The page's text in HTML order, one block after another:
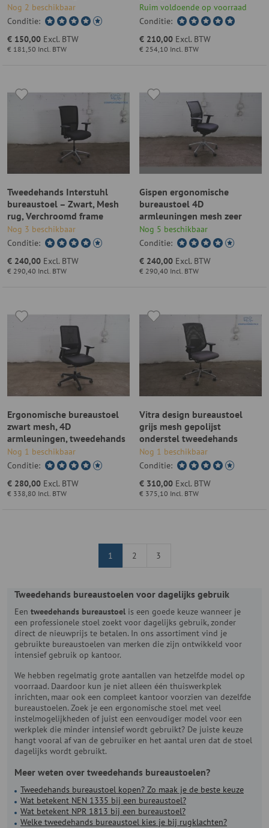
Nog 2 beschikbaar
Conditie:
€ 181,50 Incl. BTW
€ 150,00 Excl. BTW
Ruim voldoende op voorraad
Conditie:
€ 254,10 Incl. BTW
€ 210,00 Excl. BTW
Tweedehands Interstuhl
bureaustoel – Zwart, Mesh
rug, Verchroomd frame
Nog 3 beschikbaar
Conditie:
€ 290,40 Incl. BTW
€ 240,00 Excl. BTW
Gispen ergonomische
bureaustoel 4D
armleuningen mesh zeer
netjes
Nog 5 beschikbaar
Conditie:
€ 290,40 Incl. BTW
€ 240,00 Excl. BTW
Ergonomische bureaustoel
zwart mesh, 4D
armleuningen, tweedehands
Nog 1 beschikbaar
Conditie:
€ 338,80 Incl. BTW
€ 280,00 Excl. BTW
Vitra design bureaustoel
grijs mesh gepolijst
onderstel tweedehands
Nog 1 beschikbaar
Conditie:
€ 375,10 Incl. BTW
€ 310,00 Excl. BTW
1 2 3
Tweedehands bureaustoelen voor dagelijks gebruik
Een tweedehands bureaustoel is een goede keuze wanneer je
een professionele stoel zoekt voor dagelijks gebruik, zonder
direct de nieuwprijs te betalen. In ons assortiment vind je
gebruikte bureaustoelen van merken die zijn ontwikkeld voor
intensief gebruik op kantoor.
We hebben regelmatig grote aantallen van hetzelfde model op
voorraad. Daardoor kun je niet alleen één thuiswerkplek
inrichten, maar ook een compleet kantoor voorzien van dezelfde
bureaustoelen. Zoek je een ergonomische stoel met veel
instelmogelijkheden of juist een eenvoudiger model voor een
werkplek die minder intensief wordt gebruikt? De juiste keuze
hangt vooral af van de gebruiker en het aantal uren dat de stoel
dagelijks wordt gebruikt.
Meer weten over tweedehands bureaustoelen?
Tweedehands bureaustoel kopen? Zo maak je de beste keuze
Wat betekent NEN 1335 bij een bureaustoel?
Wat betekent NPR 1813 bij een bureaustoel?
Welke tweedehands bureaustoel kies je bij rugklachten?